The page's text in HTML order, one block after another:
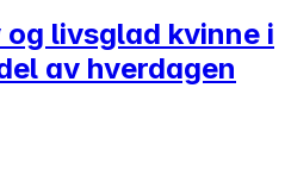
og livsglad kvinne i
av hverdagen